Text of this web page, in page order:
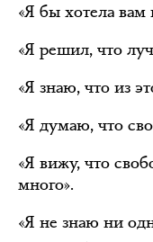
«Я бы хотела вам
«Я решил, что
«Я знаю, что из
«Я думаю, что
«Я вижу, что
много».
«Я не знаю ни